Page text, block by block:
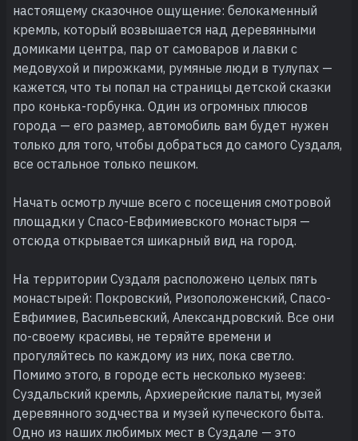
настоящему сказочное ощущение: белокаменный
кремль, который возвышается над деревянными
домиками центра, пар от самоваров и лавки с
медовухой и пирожками, румяные люди в тулупах —
кажется, что ты попал на страницы детской сказки
про конька-горбунка. Один из огромных плюсов
города — его размер, автомобиль вам будет нужен
только для того, чтобы добраться до самого Суздаля,
все остальное только пешком.
Начать осмотр лучше всего с посещения смотровой
площадки у Спасо-Евфимиевского монастыря —
отсюда открывается шикарный вид на город.
На территории Суздаля расположено целых пять
монастырей: Покровский, Ризоположенский, Спасо-
Евфимиев, Васильевский, Александровский. Все они
по-своему красивы, не теряйте времени и
прогуляйтесь по каждому из них, пока светло.
Помимо этого, в городе есть несколько музеев:
Суздальский кремль, Архиерейские палаты, музей
деревянного зодчества и музей купеческого быта.
Одно из наших любимых мест в Суздале — это